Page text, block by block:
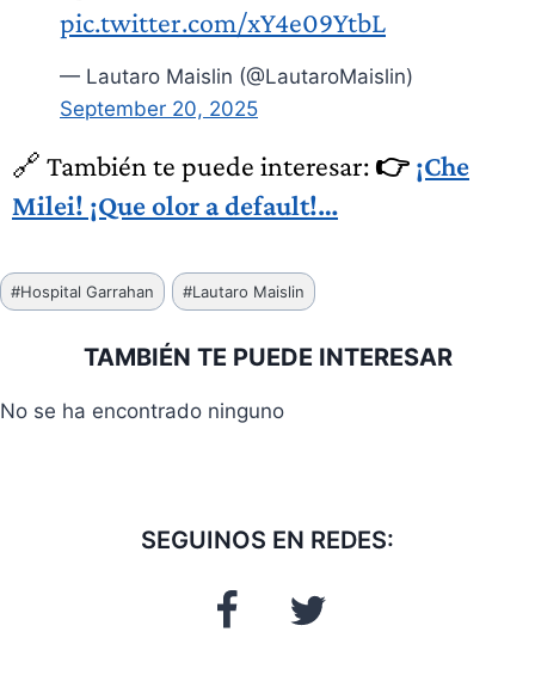
pic.twitter.com/xY4e09YtbL
— Lautaro Maislin (@LautaroMaislin)
September 20, 2025
🔗 También te puede interesar: 👉 ¡Che
Milei! ¡Que olor a default!…
Etiquetas
de
#Hospital Garrahan #Lautaro Maislin
TAMBIÉN TE PUEDE INTERESAR
No se ha encontrado ninguno
SEGUINOS EN REDES: